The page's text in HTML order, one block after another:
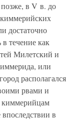
в V в. до
достаточно
течение как
Милетский и
или
располагался
рвами и
киммерийцам
в